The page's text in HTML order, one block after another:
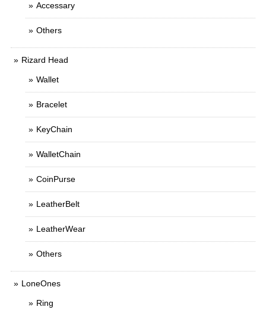
Accessary
Others
Rizard Head
Wallet
Bracelet
KeyChain
WalletChain
CoinPurse
LeatherBelt
LeatherWear
Others
LoneOnes
Ring